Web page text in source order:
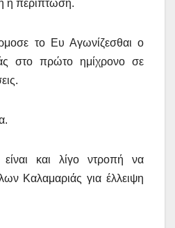
η περίπτωση.
το Ευ Αγωνίζεσθαι ο
στο πρώτο ημίχρονο σε
και λίγο ντροπή να
Καλαμαριάς για έλλειψη